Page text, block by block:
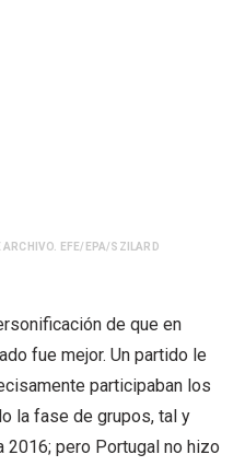
EFE/EPA/SZILARD
de que en
fue mejor. Un partido le
participaban los
la fase de grupos, tal y
2016; pero Portugal no hizo